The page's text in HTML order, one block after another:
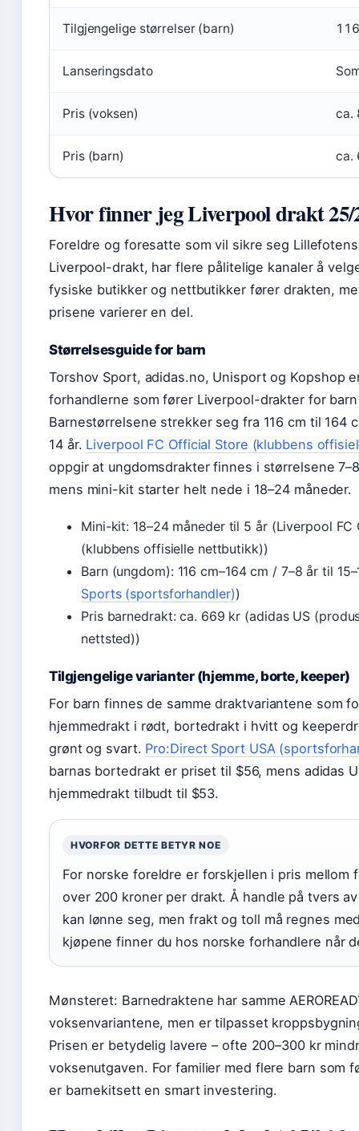
Tilgjengelige størrelser (barn)
Lanseringsdato
Pris (voksen) ca.
Pris (barn) ca.
Hvor finner jeg Liverpool drakt
Foreldre og foresatte som vil sikre seg
Liverpool-drakt, har flere pålitelige kanaler å
fysiske butikker og nettbutikker fører drakten,
prisene varierer en del.
Størrelsesguide for barn
Torshov Sport, adidas.no, Unisport og Kopshop
forhandlerne som fører Liverpool-drakter for
Barnestørrelsene strekker seg fra 116 cm til 164
14 år. Liverpool FC Official Store (klubbens
oppgir at ungdomsdrakter finnes i størrelsene
mens mini-kit starter helt nede i 18–24 måneder.
Mini-kit: 18–24 måneder til 5 år (Liverpool FC
(klubbens offisielle nettbutikk))
Barn (ungdom): 116 cm–164 cm / 7–8 år til
Sports (sportsforhandler))
Pris barnedrakt: ca. 669 kr (adidas US
nettsted))
Tilgjengelige varianter (hjemme, borte, keeper)
For barn finnes de samme draktvariantene som
hjemmedrakt i rødt, bortedrakt i hvitt og
grønt og svart. Pro:Direct Sport USA
barnas bortedrakt er priset til $56, mens adidas
hjemmedrakt tilbudt til $53.
HVORFOR DETTE BETYR NOE
For norske foreldre er forskjellen i pris mellom
over 200 kroner per drakt. Å handle på tvers
kan lønne seg, men frakt og toll må regnes
kjøpene finner du hos norske forhandlere når
Mønsteret: Barnedraktene har samme
voksenvariantene, men er tilpasset
Prisen er betydelig lavere – ofte 200–300 kr
voksenutgaven. For familier med flere barn som
er barnekitsett en smart investering.